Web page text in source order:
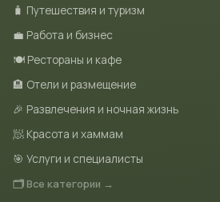
🧳 Путешествия и туризм
💼 Работа и бизнес
🍽 Рестораны и кафе
🏨 Отели и размещение
🎉 Развлечения и ночная жизнь
🧖 Красота и хаммам
🎯 Услуги и специалисты
🗂 Все категории →